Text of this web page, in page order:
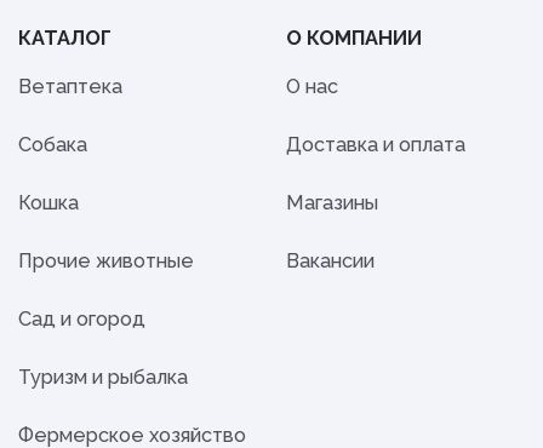
КАТАЛОГ
Ветаптека
Собака
Кошка
Прочие животные
Сад и огород
Туризм и рыбалка
Фермерское хозяйство
О КОМПАНИИ
О нас
Доставка и оплата
Магазины
Вакансии